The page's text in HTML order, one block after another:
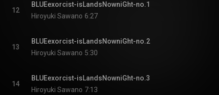
12
BLUEexorcist-isLandsNowniGht-no.1
Hiroyuki Sawano 6:27
13
BLUEexorcist-isLandsNowniGht-no.2
Hiroyuki Sawano 5:30
14
BLUEexorcist-isLandsNowniGht-no.3
Hiroyuki Sawano 7:13